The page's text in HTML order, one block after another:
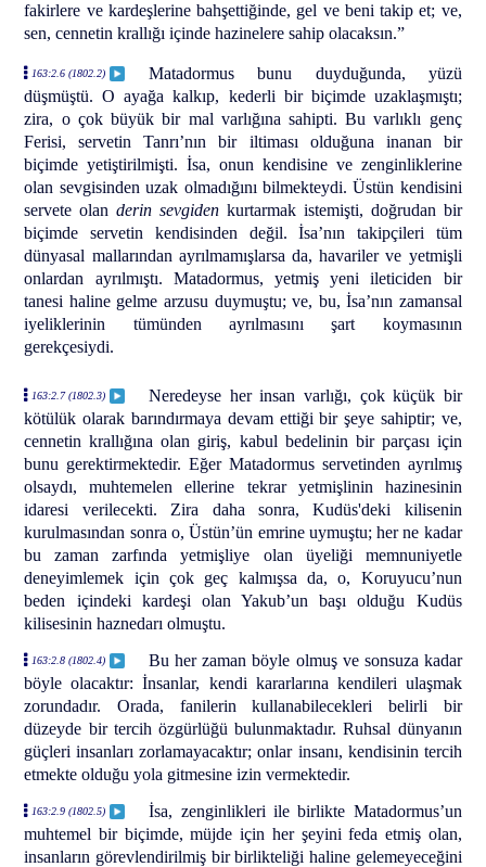
fakirlere ve kardeşlerine bahşettiğinde, gel ve beni takip et; ve,
sen, cennetin krallığı içinde hazinelere sahip olacaksın.”
163:2.6 (1802.2)
Matadormus bunu duyduğunda, yüzü
düşmüştü. O ayağa kalkıp, kederli bir biçimde uzaklaşmıştı;
zira, o çok büyük bir mal varlığına sahipti. Bu varlıklı genç
Ferisi, servetin Tanrı’nın bir iltiması olduğuna inanan bir
biçimde yetiştirilmişti. İsa, onun kendisine ve zenginliklerine
olan sevgisinden uzak olmadığını bilmekteydi. Üstün kendisini
servete olanderin sevgiden kurtarmak istemişti, doğrudan bir
biçimde servetin kendisinden değil. İsa’nın takipçileri tüm
dünyasal mallarından ayrılmamışlarsa da, havariler ve yetmişli
onlardan ayrılmıştı. Matadormus, yetmiş yeni ileticiden bir
tanesi haline gelme arzusu duymuştu; ve, bu, İsa’nın zamansal
iyeliklerinin tümünden ayrılmasını şart koymasının
gerekçesiydi.
163:2.7 (1802.3)
Neredeyse her insan varlığı, çok küçük bir
kötülük olarak barındırmaya devam ettiği bir şeye sahiptir; ve,
cennetin krallığına olan giriş, kabul bedelinin bir parçası için
bunu gerektirmektedir. Eğer Matadormus servetinden ayrılmış
olsaydı, muhtemelen ellerine tekrar yetmişlinin hazinesinin
idaresi verilecekti. Zira daha sonra, Kudüs'deki kilisenin
kurulmasından sonra o, Üstün’ün emrine uymuştu; her ne kadar
bu zaman zarfında yetmişliye olan üyeliği memnuniyetle
deneyimlemek için çok geç kalmışsa da, o, Koruyucu’nun
beden içindeki kardeşi olan Yakub’un başı olduğu Kudüs
kilisesinin haznedarı olmuştu.
163:2.8 (1802.4)
Bu her zaman böyle olmuş ve sonsuza kadar
böyle olacaktır: İnsanlar, kendi kararlarına kendileri ulaşmak
zorundadır. Orada, fanilerin kullanabilecekleri belirli bir
düzeyde bir tercih özgürlüğü bulunmaktadır. Ruhsal dünyanın
güçleri insanları zorlamayacaktır; onlar insanı, kendisinin tercih
etmekte olduğu yola gitmesine izin vermektedir.
163:2.9 (1802.5)
İsa, zenginlikleri ile birlikte Matadormus’un
muhtemel bir biçimde, müjde için her şeyini feda etmiş olan,
insanların görevlendirilmiş bir birlikteliği haline gelemeyeceğini